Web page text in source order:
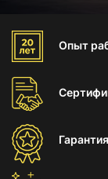
Опыт
Гарантия